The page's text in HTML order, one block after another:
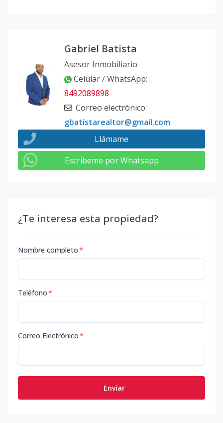
Gabriel Batista
Asesor Inmobiliario
Celular / WhatsApp:
8492089898
Correo electrónico:
gbatistarealtor@gmail.com
Llámame
Escribeme por Whatsapp
¿Te interesa esta propiedad?
Nombre completo*
Teléfono*
Correo Electrónico*
Enviar